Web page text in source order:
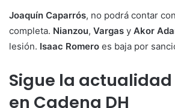
Joaquín Caparrós, no podrá contar
completa. Nianzou, Vargas y Akor
lesión. Isaac Romero es baja por
Sigue la actualidad
en Cadena DH